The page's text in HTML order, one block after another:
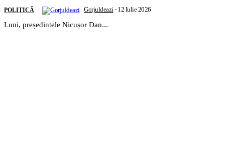
POLITICĂ Gorjuldeazi- 12 Iulie 2026
Luni, președintele Nicușor Dan...